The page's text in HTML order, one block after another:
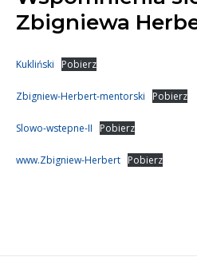
Zbigniewa
Kukliński Pobierz
Zbigniew-Herbert-mentorski Pobierz
Slowo-wstepne-II Pobierz
www.Zbigniew-Herbert Pobierz